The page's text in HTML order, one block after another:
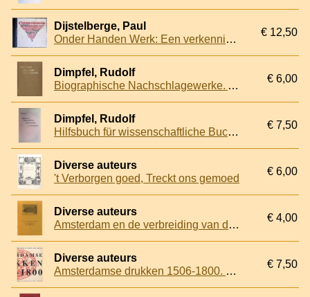
Dijstelberge, Paul
Onder Handen Werk: Een verkenning van de typografie van de 15e, 16e en 17e eeuw (CD-rom)
€ 12,50
Dimpfel, Rudolf
Biographische Nachschlagewerke. Adelslexika / Wappenbücher. Systematische Zusammenstellung für Historiker und Genealogen
€ 6,00
Dimpfel, Rudolf
Hilfsbuch für wissenschaftliche Buchhändler und Antiquare
€ 7,50
Diverse auteurs
't Verborgen goed, Treckt ons gemoed
€ 6,00
Diverse auteurs
Amsterdam en de verbreiding van de Armeense boekdrukkunst
€ 4,00
Diverse auteurs
Amsterdamse drukken 1506-1800. Tentoonstelling Universiteitsbibliotheek Amsterdam
€ 7,50